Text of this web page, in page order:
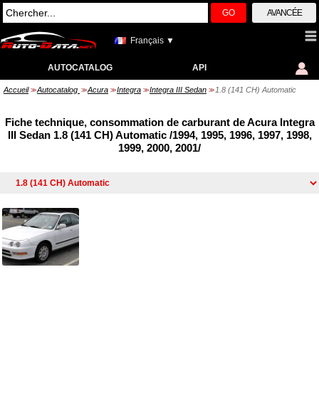
GO AVANCÉE
Français ▼
AUTOCATALOG API
Accueil >> Autocatalog >> Acura >> Integra >> Integra III Sedan >> 1.8 (141 CH) Automatic
Fiche technique, consommation de carburant de Acura Integra
III Sedan 1.8 (141 CH) Automatic /1994, 1995, 1996, 1997, 1998,
1999, 2000, 2001/